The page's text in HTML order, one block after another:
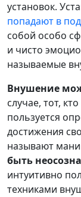
установок.
попадают в
собой особо
и чисто
называемые
Внушение
случае, тот,
пользуется
достижения
называют
быть
интуитивно
техниками